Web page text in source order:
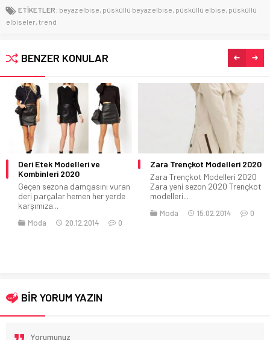
ETİKETLER: beyaz elbise, püsküllü beyaz elbise, püsküllü elbise, püsküllü
elbiseler, trend
BENZER KONULAR
Zara Trençkot Modelleri 2020
Zara Trençkot Modelleri 2020
Zara yeni sezon 2020 Trençkot
modelleri...
Moda
Son Zamanlarda Moda Olmuş
Tesettür Gelinlik Modelleri
Gelinlik giymek her genç kadının
hayalidir. Her kadın yuva
BİR YORUM YAZIN